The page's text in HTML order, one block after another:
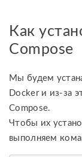
Как
Compose
Мы будем
Docker и из-за
Compose.
Чтобы их
выполняем